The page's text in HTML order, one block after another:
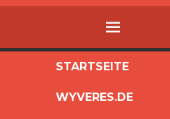
MENÜ
SPRINGEN
STARTSEITE
WYVERES.DE